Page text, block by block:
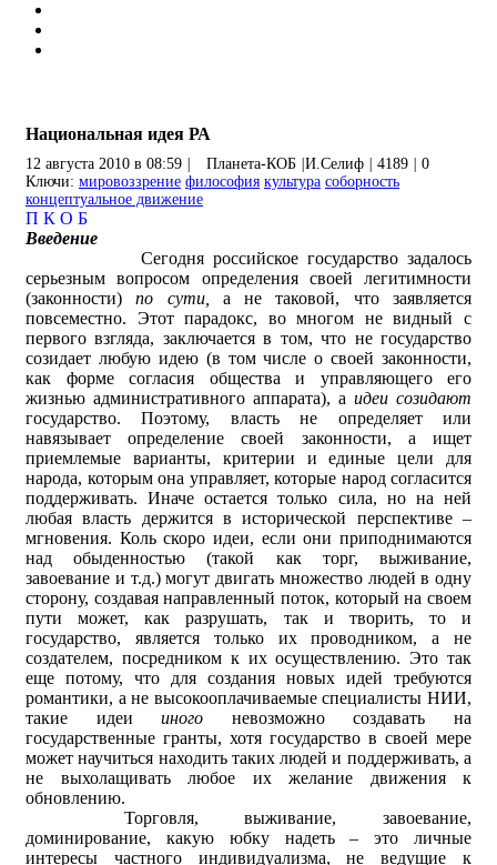
Национальная идея РА
12 августа 2010 в 08:59 Планета-КОБ И.Селиф 4189
0
Ключи: мировоззрение философия культура соборность
концептуальное движение
П К О Б
Введение
Сегодня российское государство задалось
серьезным вопросом определения своей легитимности
(законности)по сути, а не таковой, что заявляется
повсеместно. Этот парадокс, во многом не видный с
первого взгляда, заключается в том, что не государство
созидает любую идею (в том числе о своей законности,
как форме согласия общества и управляющего его
жизнью административного аппарата), а идеи созидают
государство. Поэтому, власть не определяет или
навязывает определение своей законности, а ищет
приемлемые варианты, критерии и единые цели для
народа, которым она управляет, которые народ согласится
поддерживать. Иначе остается только сила, но на ней
любая власть держится в исторической перспективе –
мгновения. Коль скоро идеи, если они приподнимаются
над обыденностью (такой как торг, выживание,
завоевание и т.д.) могут двигать множество людей в одну
сторону, создавая направленный поток, который на своем
пути может, как разрушать, так и творить, то и
государство, является только их проводником, а не
создателем, посредником к их осуществлению. Это так
еще потому, что для создания новых идей требуются
романтики, а не высокооплачиваемые специалисты НИИ,
такие идеииного невозможно создавать на
государственные гранты, хотя государство в своей мере
может научиться находить таких людей и поддерживать, а
не выхолащивать любое их желание движения к
обновлению.
Торговля, выживание, завоевание,
доминирование, какую юбку надеть – это личные
интересы частного индивидуализма, не ведущие к